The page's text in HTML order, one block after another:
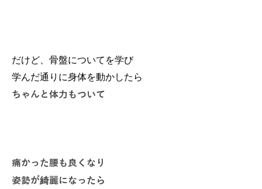
だけど、骨盤についてを学び
学んだ通りに身体を動かしたら
ちゃんと体力もついて
痛かった腰も良くなり
姿勢が綺麗になったら